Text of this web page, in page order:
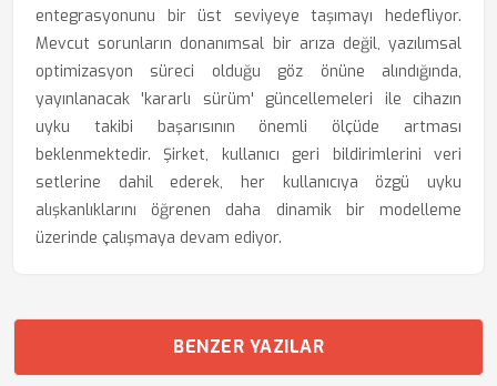
entegrasyonunu bir üst seviyeye taşımayı hedefliyor.
Mevcut sorunların donanımsal bir arıza değil, yazılımsal
optimizasyon süreci olduğu göz önüne alındığında,
yayınlanacak 'kararlı sürüm' güncellemeleri ile cihazın
uyku takibi başarısının önemli ölçüde artması
beklenmektedir. Şirket, kullanıcı geri bildirimlerini veri
setlerine dahil ederek, her kullanıcıya özgü uyku
alışkanlıklarını öğrenen daha dinamik bir modelleme
üzerinde çalışmaya devam ediyor.
BENZER YAZILAR